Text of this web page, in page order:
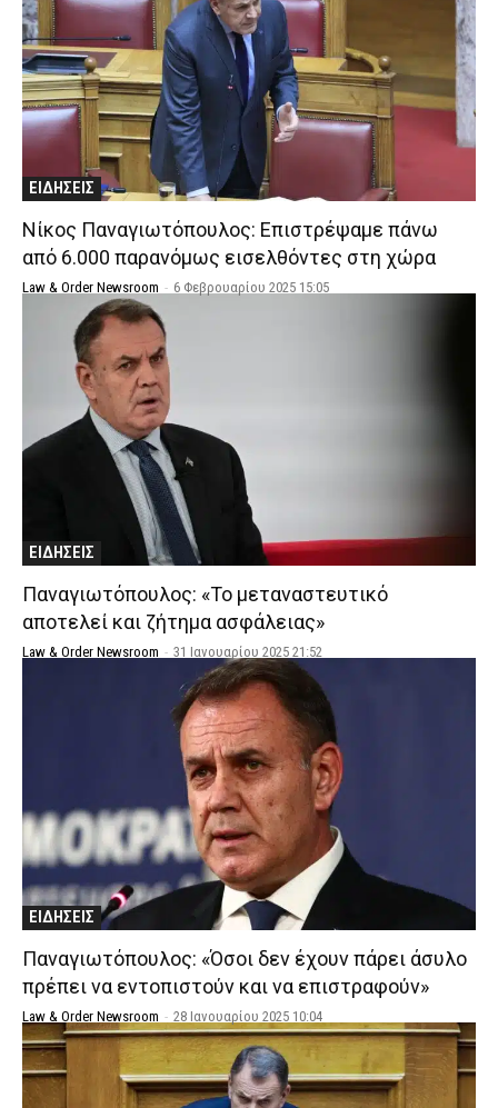
ΕΙΔΗΣΕΙΣ
Νίκος Παναγιωτόπουλος: Επιστρέψαμε πάνω
από 6.000 παρανόμως εισελθόντες στη χώρα
Law & Order Newsroom - 6 Φεβρουαρίου 2025 15:05
ΕΙΔΗΣΕΙΣ
Παναγιωτόπουλος: «Το μεταναστευτικό
αποτελεί και ζήτημα ασφάλειας»
Law & Order Newsroom - 31 Ιανουαρίου 2025 21:52
ΕΙΔΗΣΕΙΣ
Παναγιωτόπουλος: «Όσοι δεν έχουν πάρει άσυλο
πρέπει να εντοπιστούν και να επιστραφούν»
Law & Order Newsroom - 28 Ιανουαρίου 2025 10:04